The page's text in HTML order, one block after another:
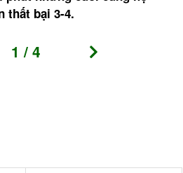
thất bại 3-4.
1 / 4